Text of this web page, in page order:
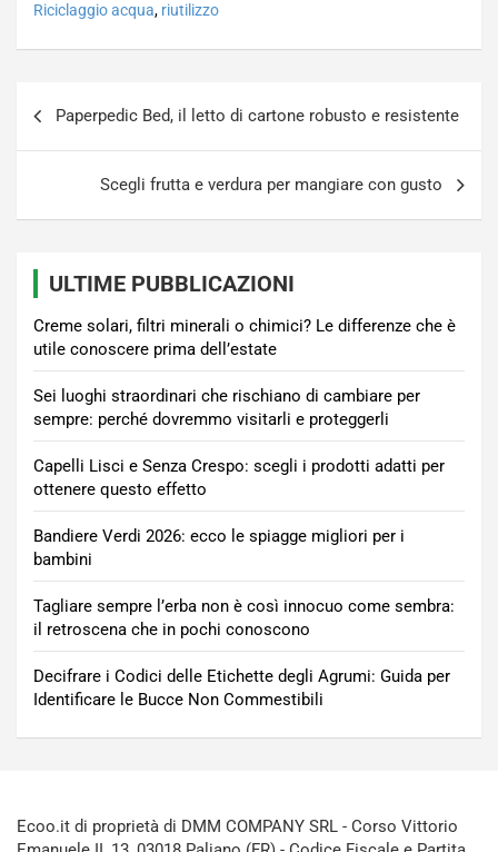
Riciclaggio acqua, riutilizzo
articoli
Paperpedic Bed, il letto di cartone robusto e resistente
Scegli frutta e verdura per mangiare con gusto
ULTIME PUBBLICAZIONI
Creme solari, filtri minerali o chimici? Le differenze che è
utile conoscere prima dell’estate
Sei luoghi straordinari che rischiano di cambiare per
sempre: perché dovremmo visitarli e proteggerli
Capelli Lisci e Senza Crespo: scegli i prodotti adatti per
ottenere questo effetto
Bandiere Verdi 2026: ecco le spiagge migliori per i
bambini
Tagliare sempre l’erba non è così innocuo come sembra:
il retroscena che in pochi conoscono
Decifrare i Codici delle Etichette degli Agrumi: Guida per
Identificare le Bucce Non Commestibili
Ecoo.it di proprietà di DMM COMPANY SRL - Corso Vittorio